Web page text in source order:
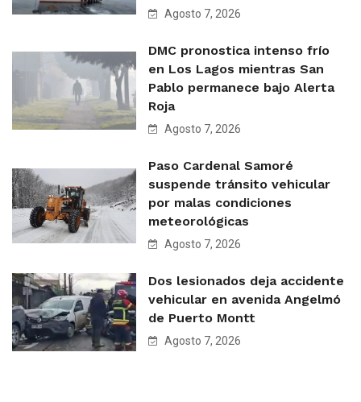
Agosto 7, 2026
DMC pronostica intenso frío
en Los Lagos mientras San
Pablo permanece bajo Alerta
Roja
Agosto 7, 2026
Paso Cardenal Samoré
suspende tránsito vehicular
por malas condiciones
meteorológicas
Agosto 7, 2026
Dos lesionados deja accidente
vehicular en avenida Angelmó
de Puerto Montt
Agosto 7, 2026